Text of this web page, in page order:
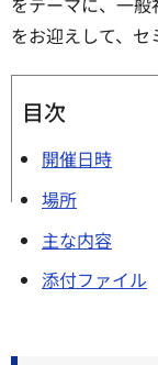
をお迎えして、セ
目次
開催日時
場所
主な内容
添付ファイル